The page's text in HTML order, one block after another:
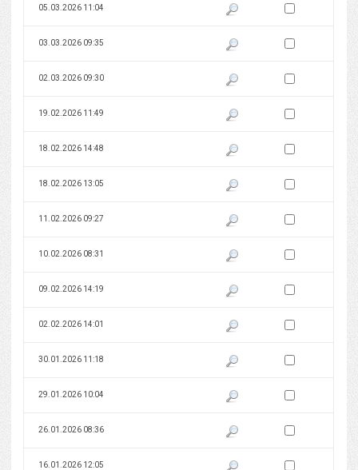
05.03.2026 11:04 Pokaż podgląd wersji z dnia
Zaznacz wersję do
03.03.2026 09:35 Pokaż podgląd wersji z dnia
Zaznacz wersję do
02.03.2026 09:30 Pokaż podgląd wersji z dnia
Zaznacz wersję do
19.02.2026 11:49 Pokaż podgląd wersji z dnia
Zaznacz wersję do
18.02.2026 14:48 Pokaż podgląd wersji z dnia
Zaznacz wersję do
18.02.2026 13:05 Pokaż podgląd wersji z dnia
Zaznacz wersję do
11.02.2026 09:27 Pokaż podgląd wersji z dnia
Zaznacz wersję do
10.02.2026 08:31 Pokaż podgląd wersji z dnia
Zaznacz wersję do
09.02.2026 14:19 Pokaż podgląd wersji z dnia
Zaznacz wersję do
02.02.2026 14:01 Pokaż podgląd wersji z dnia
Zaznacz wersję do
30.01.2026 11:18 Pokaż podgląd wersji z dnia
Zaznacz wersję do
29.01.2026 10:04 Pokaż podgląd wersji z dnia
Zaznacz wersję do
26.01.2026 08:36 Pokaż podgląd wersji z dnia
Zaznacz wersję do
16.01.2026 12:05 Pokaż podgląd wersji z dnia
Zaznacz wersję do